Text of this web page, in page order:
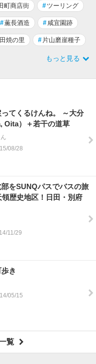
町商店街 # ツーリング
#薫長酒造 # 咸宜園跡
焼の里 # 片山磨崖種子
もっと見る
ってくるけんね。 ～大分
Oita）＋若干の道草
08/28
をSUNQパスでバスの旅
領歴史地区！日田・別府
11/29
き
05/15
覧